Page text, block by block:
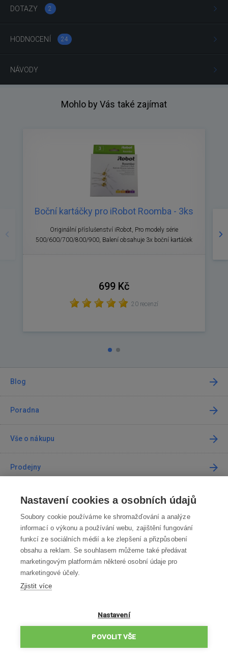
DOTAZY 2
HODNOCENÍ 24
NÁVODY
Mohlo by Vás také zajímat
Boční kartáčky pro iRobot Roomba - 3ks
Originální příslušenství iRobot, Pro modely série
500/600/700/800/900, Balení obsahuje 3x boční kartáček
699 Kč
20 recenzí
Předchozí
Blog
Poradna
Vše o nákupu
Prodejny
Kontakt
Kontaktujte nás
info@robotworld.cz
220 770 770 Po-Pá 8:00—16:00
VŠECHNY KONTAKTY
ZÁSADY OCHRANY OSOBNÍCH ÚDAJŮ
Nastavení cookies a osobních údajů
Soubory cookie používáme ke shromažďování a analýze
informací o výkonu a používání webu, zajištění fungování
funkcí ze sociálních médií a ke zlepšení a přizpůsobení
obsahu a reklam. Se souhlasem můžeme také předávat
marketingovým platformám některé osobní údaje pro
marketingové účely.
Zjistit více
Nastavení
POVOLIT VŠE